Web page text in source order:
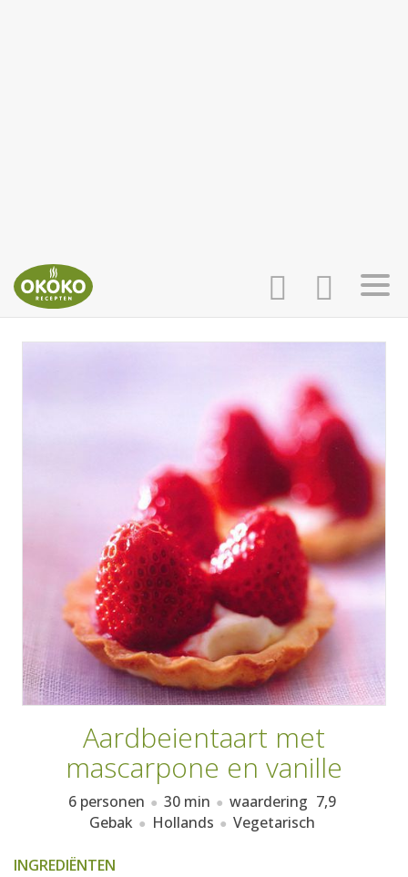
AANMELDEN
RECEPTEN
WEEKMENU'S
KOOKBOEKEN
Aardbeientaart met
mascarpone en vanille
6 personen 30 min waardering 7,9
Gebak
Hollands Vegetarisch
INGREDIËNTEN